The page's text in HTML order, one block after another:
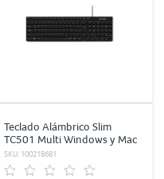
Teclado Alámbrico Slim
TC501 Multi Windows y Mac
OS Negro
SKU: 100218681